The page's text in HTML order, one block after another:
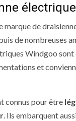
marque de
de nombreuses
Windgoo
et
connus pour être
. Ils embarquent